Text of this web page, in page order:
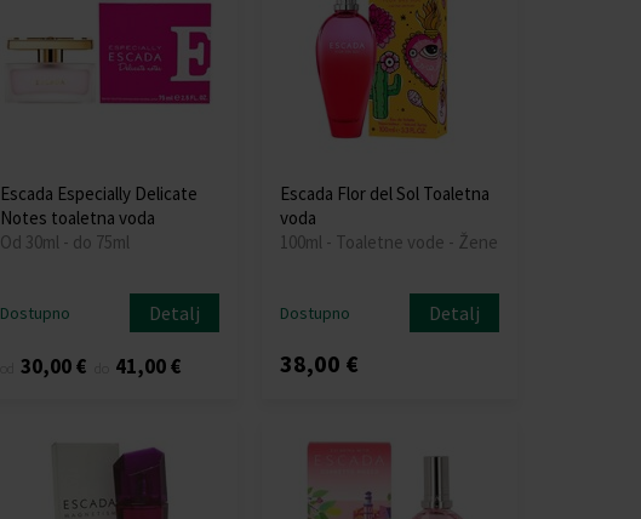
Escada Especially Delicate
Notes toaletna voda
Od 30ml - do 75ml
Dostupno Detalj
30,00 € 41,00 €
Escada Flor del Sol Toaletna
voda
100ml - Toaletne vode - Žene
Dostupno Detalj
38,00 €